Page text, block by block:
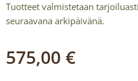
Tuotteet valmistetaan
seuraavana arkipäivänä.
575,00 €